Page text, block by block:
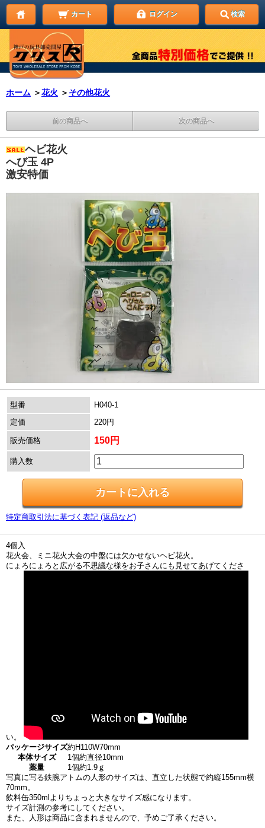
カート ログイン 検索
ホーム ＞花火 ＞ その他花火
前の商品へ 次の商品へ
ヘビ花火
へび玉 4P
激安特価
型番
H040-1
定価
220円
販売価格 150円
購入数
特定商取引法に基づく表記 (返品など)
4個入
花火会、ミニ花火大会の中盤には欠かせないヘビ花火。
にょろにょろと広がる不思議な様をお子さんにも見せてあげてくださ
い。
パッケージサイズ約H110W70mm
本体サイズ
1個約直径10mm
薬量
1個約1.9ｇ
写真に写る鉄腕アトムの人形のサイズは、直立した状態で約縦155mm横
70mm。
飲料缶350mlよりちょっと大きなサイズ感になります。
サイズ計測の参考にしてください。
また、人形は商品に含まれませんので、予めご了承ください。